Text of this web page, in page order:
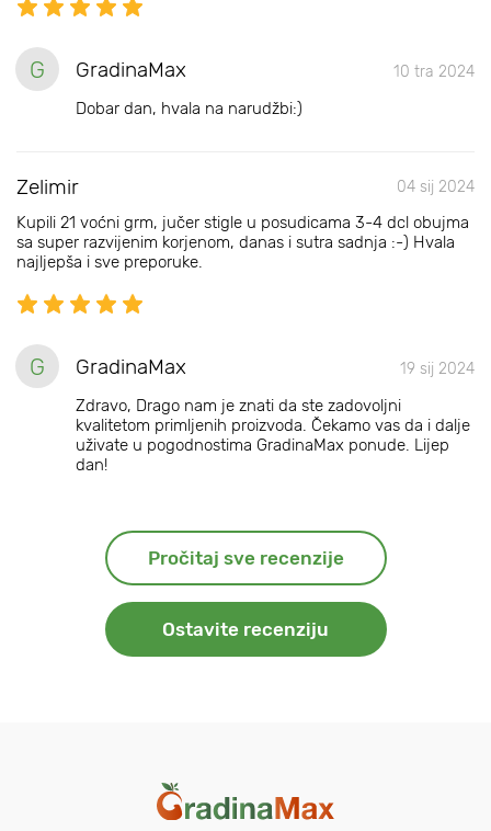
G GradinaMax 10 tra 2024
Dobar dan, hvala na narudžbi:)
Zelimir 04 sij 2024
Kupili 21 voćni grm, jučer stigle u posudicama 3-4 dcl obujma
sa super razvijenim korjenom, danas i sutra sadnja :-) Hvala
najljepša i sve preporuke.
G GradinaMax 19 sij 2024
Zdravo, Drago nam je znati da ste zadovoljni
kvalitetom primljenih proizvoda. Čekamo vas da i dalje
uživate u pogodnostima GradinaMax ponude. Lijep
dan!
Pročitaj sve recenzije
Ostavite recenziju